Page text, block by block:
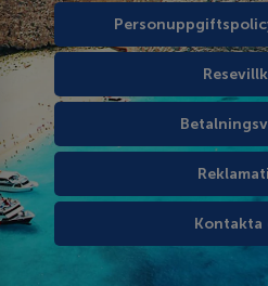
Kontakta